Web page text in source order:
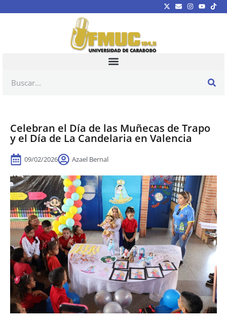
Celebran el Día de las Muñecas de Trapo
y el Día de La Candelaria en Valencia
09/02/2026 Azael Bernal